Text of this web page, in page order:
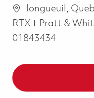
位置longueuil,
RTX
Pratt &
01843434